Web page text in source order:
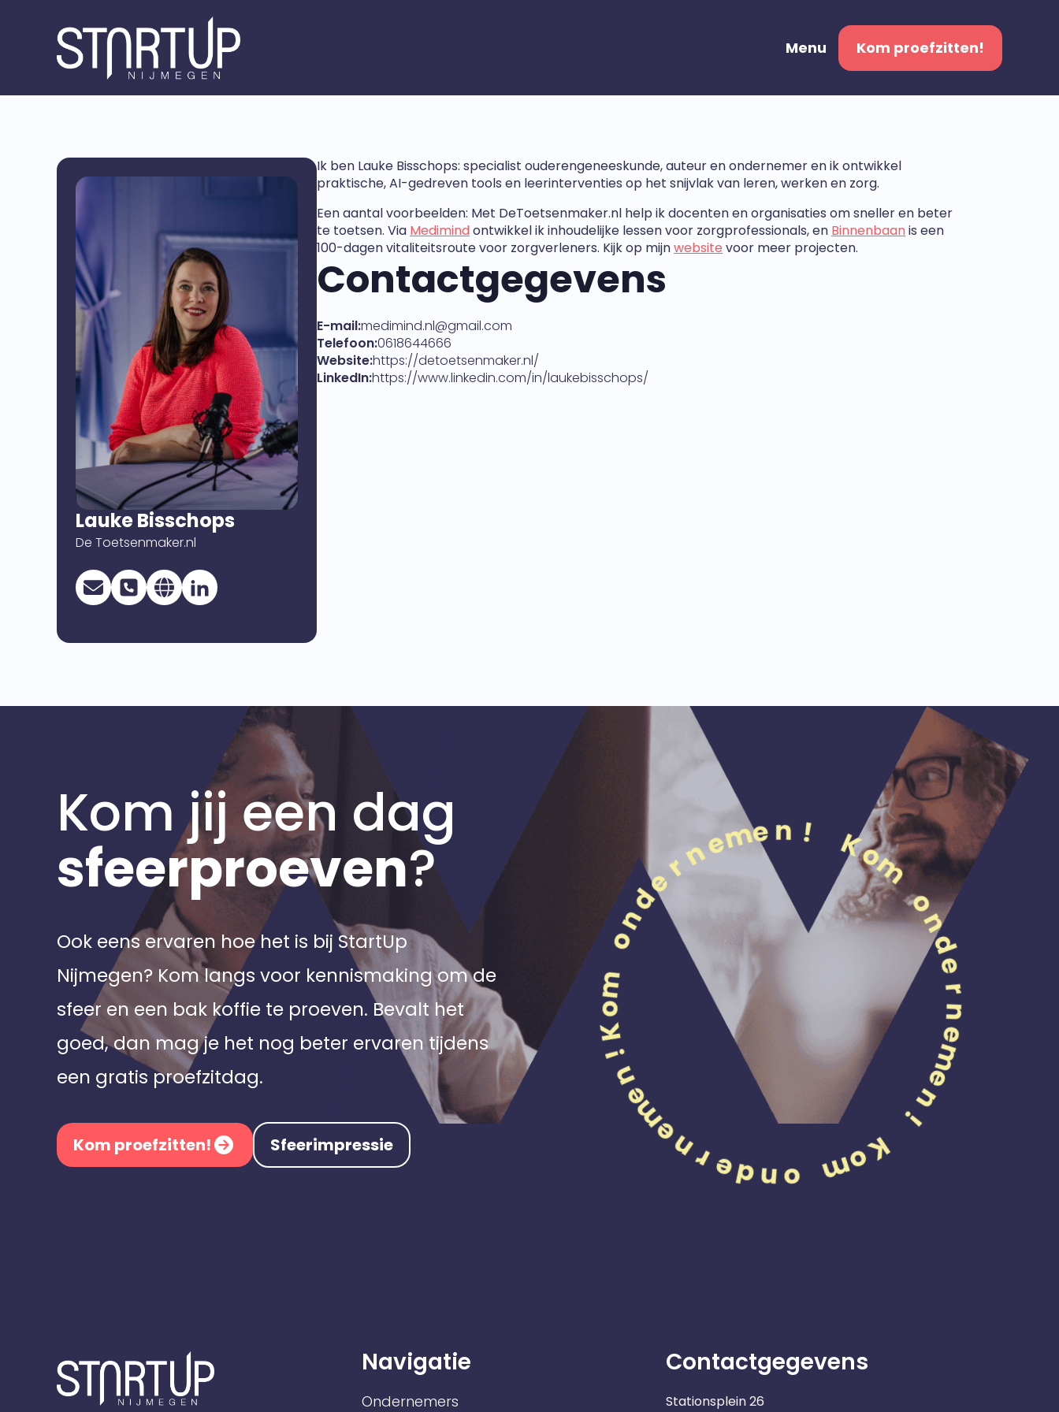
Menu Kom proefzitten!
Lauke Bisschops
De Toetsenmaker.nl
Ik ben Lauke Bisschops: specialist ouderengeneeskunde, auteur en ondernemer en ik ontwikkel
praktische, AI-gedreven tools en leerinterventies op het snijvlak van leren, werken en zorg.
Een aantal voorbeelden: Met DeToetsenmaker.nl help ik docenten en organisaties om sneller en beter
te toetsen. Via Medimind ontwikkel ik inhoudelijke lessen voor zorgprofessionals, en Binnenbaan is een
100-dagen vitaliteitsroute voor zorgverleners. Kijk op mijnwebsite voor meer projecten.
Contactgegevens
E-mail:medimind.nl@gmail.com
Telefoon:0618644666
Website:https://detoetsenmaker.nl/
LinkedIn:https://www.linkedin.com/in/laukebisschops/
Kom jij een dag
sfeerproeven?
Ook eens ervaren hoe het is bij StartUp
Nijmegen? Kom langs voor kennismaking om de
sfeer en een bak koffie te proeven. Bevalt het
goed, dan mag je het nog beter ervaren tijdens
een gratis proefzitdag.
Kom proefzitten! Sfeerimpressie
Navigatie
Ondernemers
Contactgegevens
Stationsplein 26